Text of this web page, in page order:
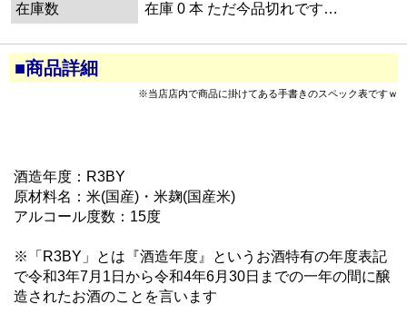
在庫数
在庫 0 本 ただ今品切れです…
■商品詳細
※当店店内で商品に掛けてある手書きのスペック表ですｗ
酒造年度：R3BY
原材料名：米(国産)・米麹(国産米)
アルコール度数：15度
※「R3BY」とは『酒造年度』というお酒特有の年度表記
で令和3年7月1日から令和4年6月30日までの一年の間に醸
造されたお酒のことを言います